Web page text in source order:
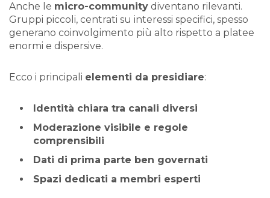
Anche le micro-community diventano rilevanti.
Gruppi piccoli, centrati su interessi specifici, spesso
generano coinvolgimento più alto rispetto a platee
enormi e dispersive.
Ecco i principali elementi da presidiare:
Identità chiara tra canali diversi
Moderazione visibile e regole
comprensibili
Dati di prima parte ben governati
Spazi dedicati a membri esperti